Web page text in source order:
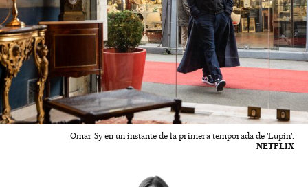
Omar Sy en un instante de la primera temporada de 'Lupin'.
NETFLIX